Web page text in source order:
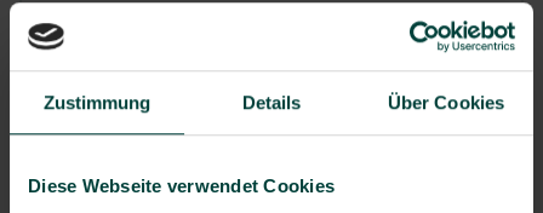
Zustimmung Details Über Cookies
Diese Webseite verwendet Cookies
Referierende
Zertifikate